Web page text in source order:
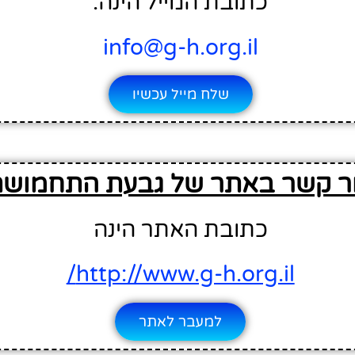
info@g-h.org.il
שלח מייל עכשיו
קשר באתר של גבעת
כתובת האתר הינה
http://www.g-h.org.il/
למעבר לאתר